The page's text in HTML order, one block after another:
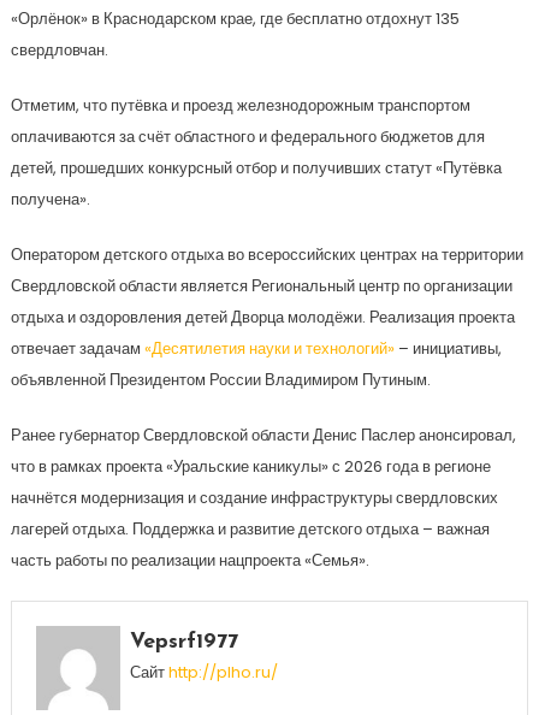
«Орлёнок» в Краснодарском крае, где бесплатно отдохнут 135
свердловчан.
Отметим, что путёвка и проезд железнодорожным транспортом
оплачиваются за счёт областного и федерального бюджетов для
детей, прошедших конкурсный отбор и получивших статут «Путёвка
получена».
Оператором детского отдыха во всероссийских центрах на территории
Свердловской области является Региональный центр по организации
отдыха и оздоровления детей Дворца молодёжи. Реализация проекта
отвечает задачам «Десятилетия науки и технологий»– инициативы,
объявленной Президентом России Владимиром Путиным.
Ранее губернатор Свердловской области Денис Паслер анонсировал,
что в рамках проекта «Уральские каникулы» с 2026 года в регионе
начнётся модернизация и создание инфраструктуры свердловских
лагерей отдыха. Поддержка и развитие детского отдыха – важная
часть работы по реализации нацпроекта «Семья».
Vepsrf1977
Сайтhttp://plho.ru/